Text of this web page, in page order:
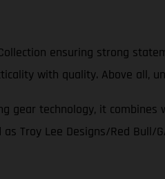
ensuring strong
with quality. Above all,
gear technology, it
Lee Designs/Red Bull/